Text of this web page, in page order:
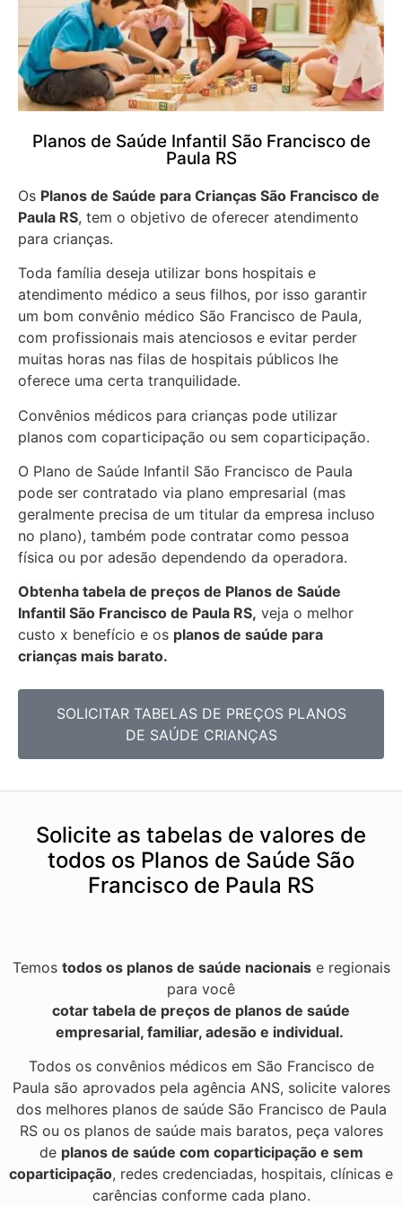
Planos de Saúde Infantil São Francisco de
Paula RS
Os Planos de Saúde para Crianças São Francisco de
Paula RS, tem o objetivo de oferecer atendimento
para crianças.
Toda família deseja utilizar bons hospitais e
atendimento médico a seus filhos, por isso garantir
um bom convênio médico São Francisco de Paula,
com profissionais mais atenciosos e evitar perder
muitas horas nas filas de hospitais públicos lhe
oferece uma certa tranquilidade.
Convênios médicos para crianças pode utilizar
planos com coparticipação ou sem coparticipação.
O Plano de Saúde Infantil São Francisco de Paula
pode ser contratado via plano empresarial (mas
geralmente precisa de um titular da empresa incluso
no plano), também pode contratar como pessoa
física ou por adesão dependendo da operadora.
Obtenha tabela de preços de Planos de Saúde
Infantil São Francisco de Paula RS, veja o melhor
custo x benefício e os planos de saúde para
crianças mais barato.
SOLICITAR TABELAS DE PREÇOS PLANOS
DE SAÚDE CRIANÇAS
Solicite as tabelas de valores de
todos os Planos de Saúde São
Francisco de Paula RS
Temos todos os planos de saúde nacionaise regionais
para você
cotar tabela de preços de planos de saúde
empresarial, familiar, adesão e individual.
Todos os convênios médicos em São Francisco de
Paula são aprovados pela agência ANS, solicite valores
dos melhores planos de saúde São Francisco de Paula
RS ou os planos de saúde mais baratos, peça valores
de planos de saúde com coparticipação e sem
coparticipação, redes credenciadas, hospitais, clínicas e
carências conforme cada plano.